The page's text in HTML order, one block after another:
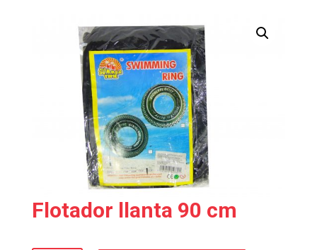
Flotador llanta 90 cm